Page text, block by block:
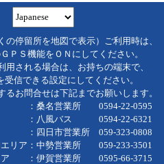
の停留所を地図で表示）ご利用時は、
ＰＳ機能をＯＮにしてください。
用される場合は、お持ちの端末で、
信できる設定にしてください。
るお問合せは下記までお願いします。
桑名営業所 0594-22-0595
ス 0594-22-6321
：四日市営業所 059-323-0808
リア：中勢営業所 059-233-3501
ア ：伊賀営業所 0595-66-3715